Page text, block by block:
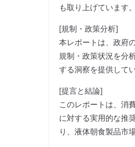
も取り上げています。
[規制・政策分析]
本レポートは、政府
規制・政策状況を分
する洞察を提供してい
[提言と結論]
このレポートは、消
に対する実用的な推
り、液体朝食製品市